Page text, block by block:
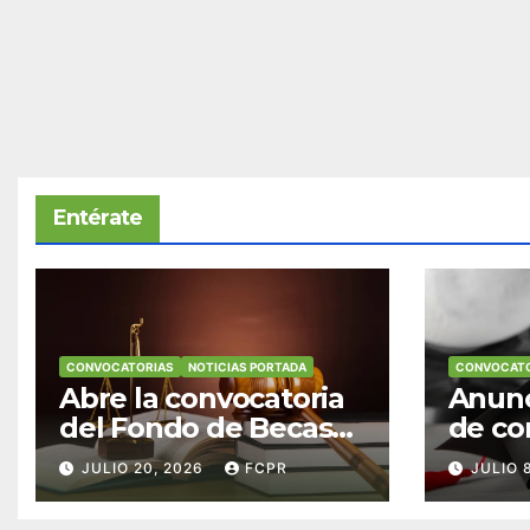
Entérate
CONVOCATORIAS NOTICIAS PORTADA
Abre la convocatoria
del Fondo de Becas
McConnell
Valdés/Antonio
JULIO 20, 2026 FCPR
de
JULIO